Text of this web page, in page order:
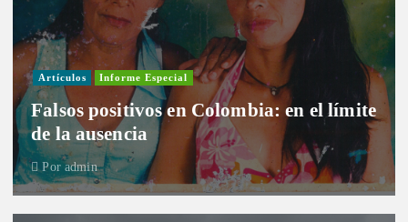
Artículos Informe Especial
Falsos positivos en Colombia: en el límite
de la ausencia
Por admin